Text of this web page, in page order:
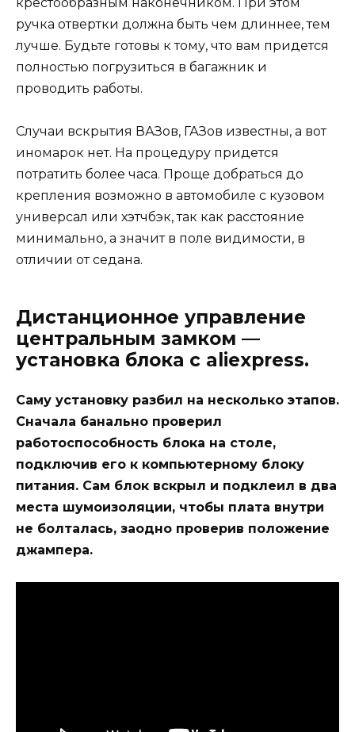
ручка отвертки должна быть чем длиннее, тем
лучше. Будьте готовы к тому, что вам придется
полностью погрузиться в багажник и
проводить работы.
Случаи вскрытия ВАЗов, ГАЗов известны, а вот
иномарок нет. На процедуру придется
потратить более часа. Проще добраться до
крепления возможно в автомобиле с кузовом
универсал или хэтчбэк, так как расстояние
минимально, а значит в поле видимости, в
отличии от седана.
Дистанционное управление
центральным замком —
установка блока с aliexpress.
Саму установку разбил на несколько этапов.
Сначала банально проверил
работоспособность блока на столе,
подключив его к компьютерному блоку
питания. Сам блок вскрыл и подклеил в два
места шумоизоляции, чтобы плата внутри
не болталась, заодно проверив положение
джампера.